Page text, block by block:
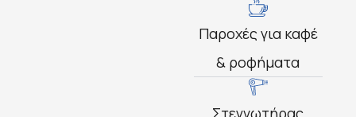
Παροχές για καφέ
& ροφήματα